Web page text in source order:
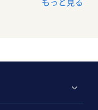
もっと見る